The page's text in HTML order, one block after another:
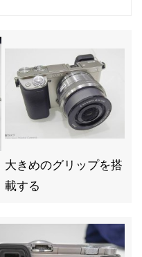
大きめのグリップを搭
載する